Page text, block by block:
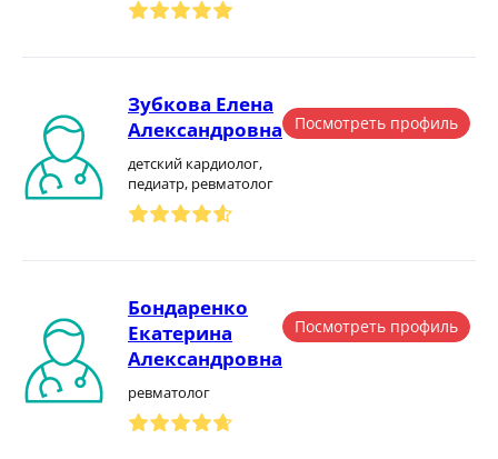
Зубкова Елена
Александровна
детский кардиолог,
педиатр, ревматолог
Посмотреть профиль
Бондаренко
Екатерина
Александровна
ревматолог
Посмотреть профиль